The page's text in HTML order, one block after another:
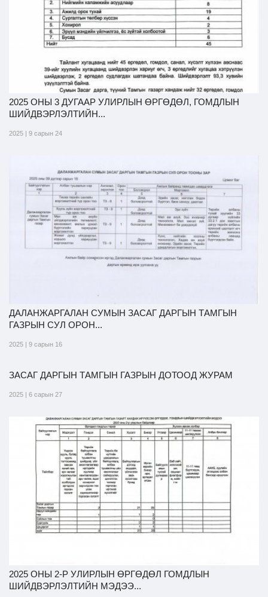
2025 ОНЫ 3 ДУГААР УЛИРЛЫН ӨРГӨДӨЛ, ГОМДЛЫН
ШИЙДВЭРЛЭЛТИЙН...
2025 | 9 сарын 24
ДАЛАНЖАРГАЛАН СУМЫН ЗАСАГ ДАРГЫН ТАМГЫН
ГАЗРЫН СУЛ ОРОН...
2025 | 9 сарын 16
ЗАСАГ ДАРГЫН ТАМГЫН ГАЗРЫН ДОТООД ЖУРАМ
2025 | 6 сарын 27
2025 ОНЫ 2-Р УЛИРЛЫН ӨРГӨДӨЛ ГОМДЛЫН
ШИЙДВЭРЛЭЛТИЙН МЭДЭЭ...